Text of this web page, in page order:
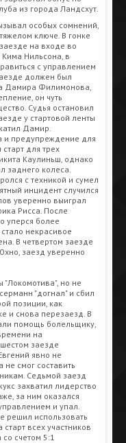
из города Ландсхут.
особых сомнений,
ключе. В гонке
на входе во
Нильсона, в
с управлением
должен был
Дамира Филимонова,
он чуть
Судья остановил
у стартовой ленты
Дамир.
и предупреждение для
для трех
Каулиньш, однако
заднего колеса.
с техникой и сумел
инцидент случился
уверенно выиграл
Рисса. После
уперся более
стало некрасивое
В четвертом заезде
заезд уверенно
"Локомотива", но не
"догнал" и сбил
позиции, как
и снова перезаезд. В
помощь болельщику,
на
заезде
явно не
не смог составить
Седьмой заезд
захватил лидерство
за ним оказался
и упал.
решил использовать
всех участников
счетом 5:1